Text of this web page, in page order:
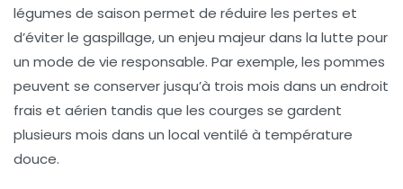
légumes de saison permet de réduire les pertes et
d’éviter le gaspillage, un enjeu majeur dans la lutte pour
un mode de vie responsable. Par exemple, les pommes
peuvent se conserver jusqu’à trois mois dans un endroit
frais et aérien tandis que les courges se gardent
plusieurs mois dans un local ventilé à température
douce.